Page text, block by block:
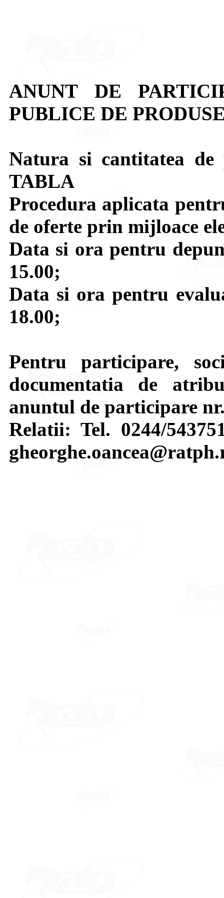
ANUNT DE
PUBLICE DE
Natura si cantitatea de
TABLA
Procedura aplicata
de oferte prin mijloace
Data si ora pentru
15.00;
Data si ora pentru
18.00;
Pentru participare,
documentatia de
anuntul de participare
Relatii: Tel. 0244/